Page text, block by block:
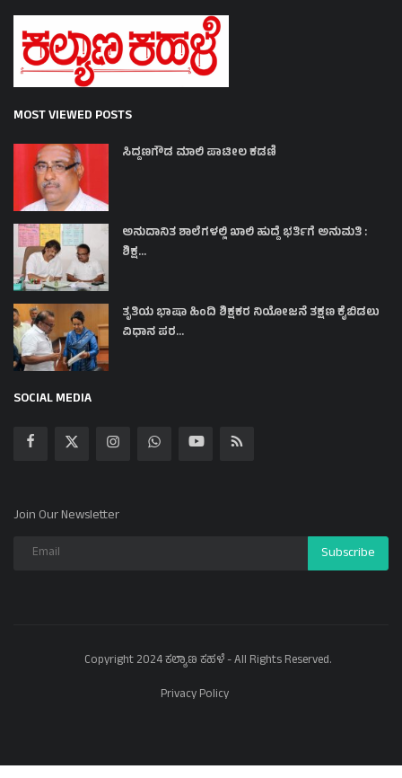
MOST VIEWED POSTS
ಸಿದ್ದಣಗೌಡ ಮಾಲಿ ಪಾಟೀಲ ಕಡಣಿ
ಅನುದಾನಿತ ಶಾಲೆಗಳಲ್ಲಿ ಖಾಲಿ ಹುದ್ದೆ ಭರ್ತಿಗೆ ಅನುಮತಿ :
ಶಿಕ್ಷ...
ತೃತಿಯ ಭಾಷಾ ಹಿಂದಿ ಶಿಕ್ಷಕರ ನಿಯೋಜನೆ ತಕ್ಷಣ ಕೈಬಿಡಲು
ವಿಧಾನ ಪರ...
SOCIAL MEDIA
Join Our Newsletter
Subscribe
Copyright 2024 ಕಲ್ಯಾಣ ಕಹಳೆ - All Rights Reserved.
Privacy Policy